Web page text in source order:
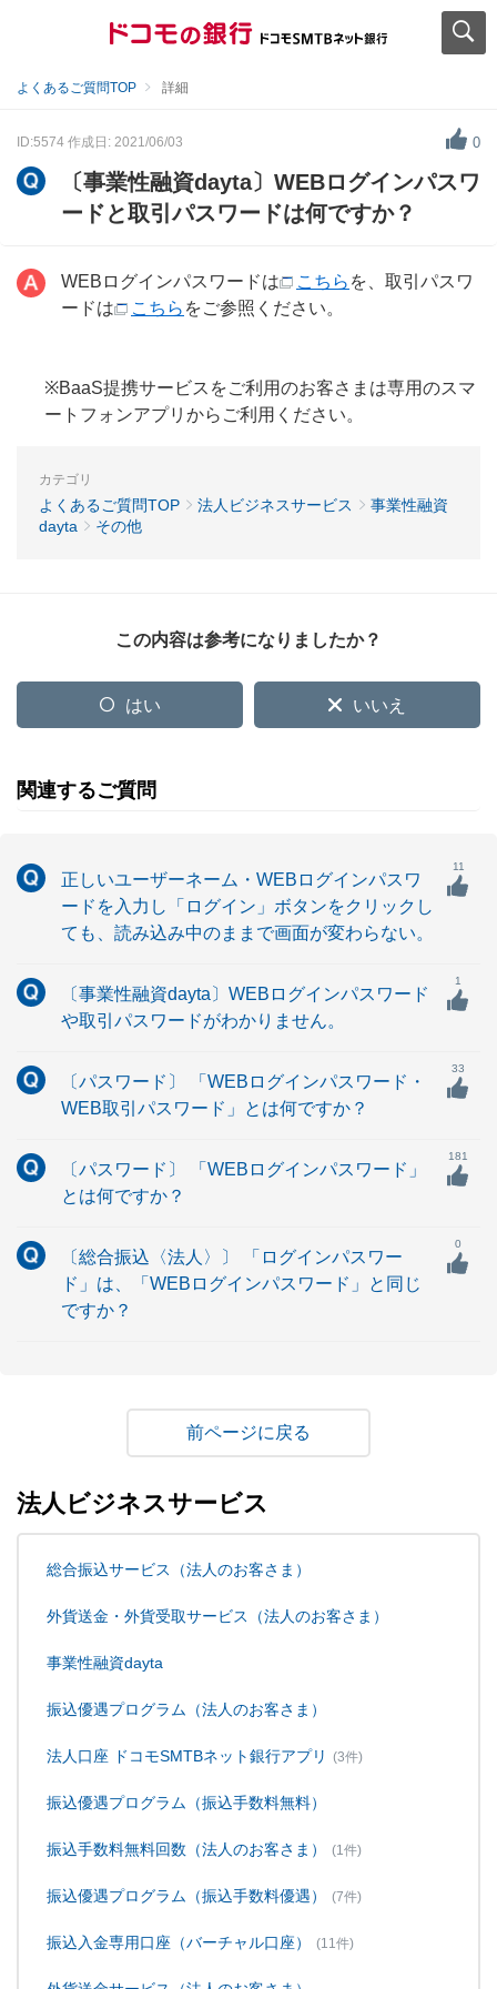
よくあるご質問TOP 詳細
ID:5574 作成日: 2021/06/03 0
〔事業性融資dayta〕WEBログインパスワ
ードと取引パスワードは何ですか？
WEBログインパスワードは こちら を、取引パスワ
ードは
こちら をご参照ください。
※BaaS提携サービスをご利用のお客さまは専用のスマ
ートフォンアプリからご利用ください。
カテゴリ
よくあるご質問TOP 法人ビジネスサービス
事業性融資
dayta
その他
この内容は参考になりましたか？
はい いいえ
関連するご質問
正しいユーザーネーム・WEBログインパスワ
ードを入力し「ログイン」ボタンをクリックし
ても、読み込み中のままで画面が変わらない。
11
〔事業性融資dayta〕WEBログインパスワード
や取引パスワードがわかりません。
1
〔パスワード〕 「WEBログインパスワード・
WEB取引パスワード」とは何ですか？
33
〔パスワード〕 「WEBログインパスワード」
とは何ですか？
181
〔総合振込〈法人〉〕 「ログインパスワー
ド」は、「WEBログインパスワード」と同じ
ですか？
0
戻る
法人ビジネスサービス
総合振込サービス（法人のお客さま）
外貨送金・外貨受取サービス（法人のお客さま）
事業性融資dayta
振込優遇プログラム（法人のお客さま）
法人口座 ドコモSMTBネット銀行アプリ (3件)
振込優遇プログラム（振込手数料無料）
振込手数料無料回数（法人のお客さま） (1件)
振込優遇プログラム（振込手数料優遇） (7件)
振込入金専用口座（バーチャル口座） (11件)